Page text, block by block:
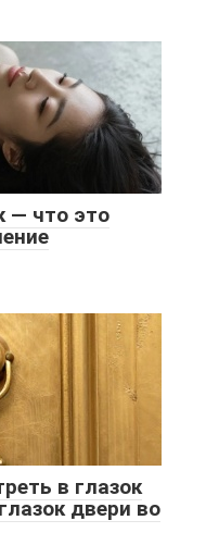
— что это
в глазок
двери во